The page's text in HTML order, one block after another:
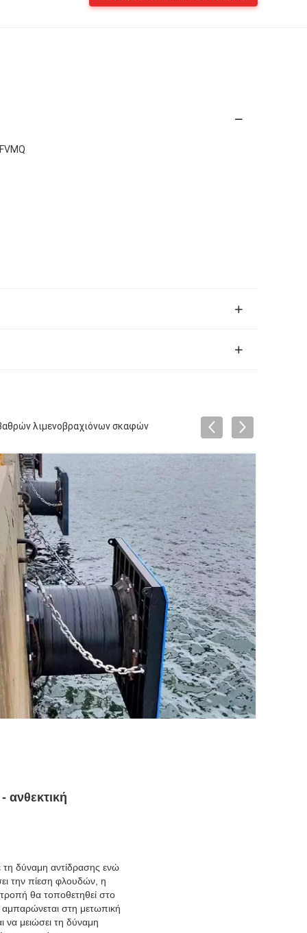
λιμενοβραχιόνων σκαφών
ανθεκτική
τη δύναμη αντίδρασης ενώ
την πίεση φλουδών, η
θα τοποθετηθεί στο
αμπαρώνεται στη μετωπική
να μειώσει τη δύναμη